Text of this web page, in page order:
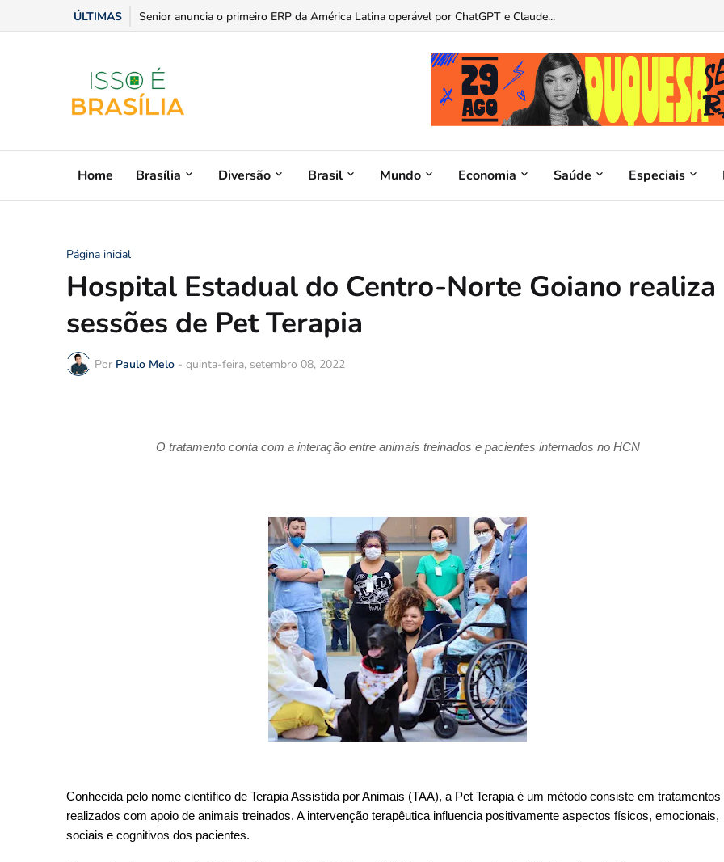
ÚLTIMAS Estilo, praticidade e paixão sobre rodas: dicas de presentes para pais apaixonados por carros...
Home Brasília Diversão Brasil Mundo Economia Saúde Especiais
Página inicial
Hospital Estadual do Centro-Norte Goiano realiza
sessões de Pet Terapia
Por Paulo Melo - quinta-feira, setembro 08, 2022
O tratamento conta com a interação entre animais treinados e pacientes internados no HCN
Conhecida pelo nome científico de Terapia Assistida por Animais (TAA), a Pet Terapia é um método consiste em tratamentos
realizados com apoio de animais treinados. A intervenção terapêutica influencia positivamente aspectos físicos, emocionais,
sociais e cognitivos dos pacientes.